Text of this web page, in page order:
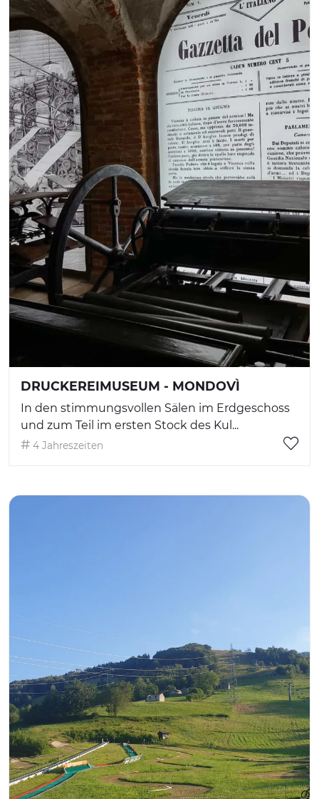
DRUCKEREIMUSEUM - MONDOVÌ
In den stimmungsvollen Sälen im Erdgeschoss
und zum Teil im ersten Stock des Kul...
4 Jahreszeiten